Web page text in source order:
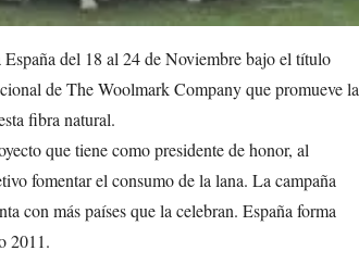
España del 18 al 24 de Noviembre bajo el título
de The Woolmark Company que promueve la
fibra natural.
que tiene como presidente de honor, al
fomentar el consumo de la lana. La campaña
con más países que la celebran. España forma
2011.